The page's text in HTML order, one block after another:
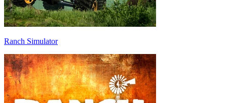
Ranch Simulator